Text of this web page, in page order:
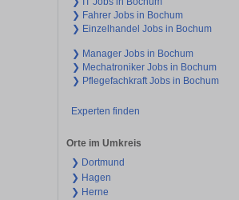
❯ Fahrer Jobs in Bochum
❯ Einzelhandel Jobs in Bochum
❯ Manager Jobs in Bochum
❯ Mechatroniker Jobs in Bochum
❯ Pflegefachkraft Jobs in Bochum
Experten finden
Orte im Umkreis
❯ Dortmund
❯ Hagen
❯ Herne